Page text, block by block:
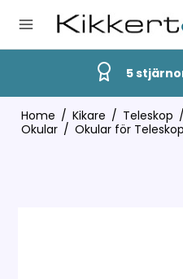
5
Home / Kikare / Teleskop /
Okular / Okular för Teleskop